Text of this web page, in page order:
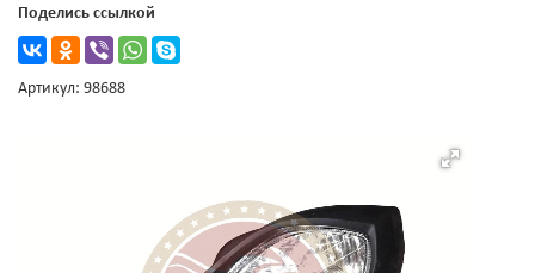
Поделись ссылкой
Артикул: 98688